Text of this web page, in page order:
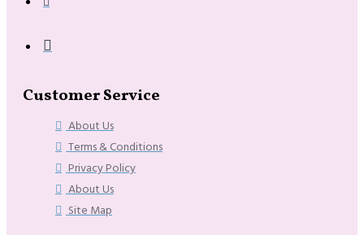
Customer Service
About Us
Terms & Conditions
Privacy Policy
About Us
Site Map